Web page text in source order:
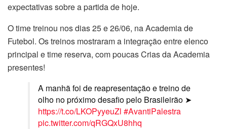
expectativas sobre a partida de hoje.
O time treinou nos dias 25 e 26/06, na Academia de
Futebol. Os treinos mostraram a integração entre elenco
principal e time reserva, com poucas Crias da Academia
presentes!
A manhã foi de reapresentação e treino de
olho no próximo desafio pelo Brasileirão ➤
https://t.co/LKOPyyeuZl #AvantiPalestra
pic.twitter.com/qRGQxU8hhq